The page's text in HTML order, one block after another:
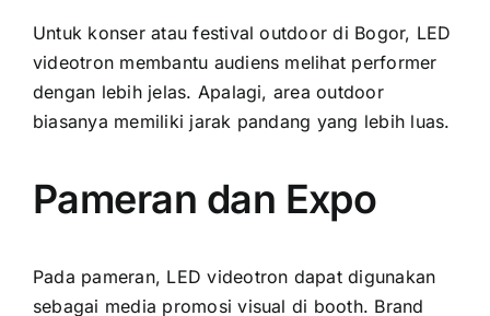
Untuk konser atau festival outdoor di Bogor, LED
videotron membantu audiens melihat performer
dengan lebih jelas. Apalagi, area outdoor
biasanya memiliki jarak pandang yang lebih luas.
Pameran dan Expo
Pada pameran, LED videotron dapat digunakan
sebagai media promosi visual di booth. Brand